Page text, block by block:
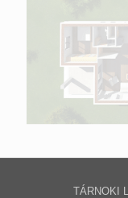
TÁRNOKI